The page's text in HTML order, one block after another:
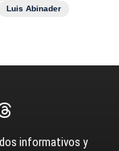
Luis Abinader
informativos y